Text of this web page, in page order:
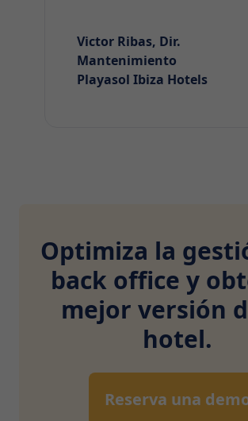
Victor Ribas, Dir.
Mantenimiento
Playasol Ibiza Hotels
Optimiza la
back office y
mejor versión
hotel.
Reserva una